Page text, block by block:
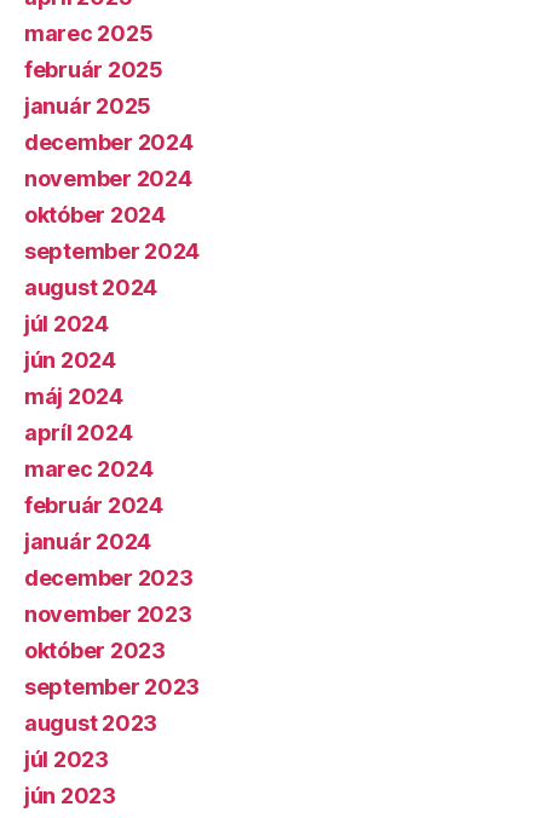
marec 2025
február 2025
január 2025
december 2024
november 2024
október 2024
september 2024
august 2024
júl 2024
jún 2024
máj 2024
apríl 2024
marec 2024
február 2024
január 2024
december 2023
november 2023
október 2023
september 2023
august 2023
júl 2023
jún 2023